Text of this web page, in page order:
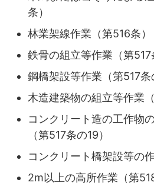
条）
林業架線作業（第516条）
鉄骨の組立等作業（第517
鋼橋架設等作業（第517条
木造建築物の組立等作業
コンクリート造の工作物
（第517条の19）
コンクリート橋架設等の
2m以上の高所作業（第518